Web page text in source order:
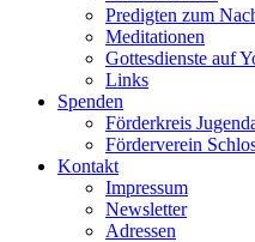
Predigten zum
Meditationen
Gottesdienste auf
Links
Spenden
Förderkreis
Förderverein
Kontakt
Impressum
Newsletter
Adressen